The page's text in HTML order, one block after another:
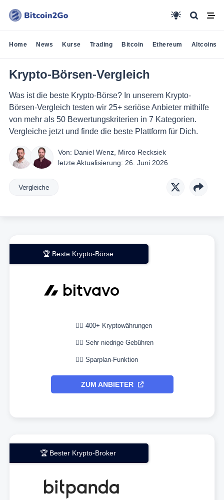
Home News Kurse Trading Bitcoin Ethereum Altcoins
Krypto-Börsen-Vergleich
Was ist die beste Krypto-Börse? In unserem Krypto-
Börsen-Vergleich testen wir 25+ seriöse Anbieter mithilfe
von mehr als 50 Bewertungskriterien in 7 Kategorien.
Vergleiche jetzt und finde die beste Plattform für Dich.
Von: Daniel Wenz Mirco Recksiek
letzte Aktualisierung: 26. Juni 2026
Vergleiche
🏆 Beste Krypto-Börse
👉🏼 400+ Kryptowährungen
👉🏼 Sehr niedrige Gebühren
👉🏼 Sparplan-Funktion
ZUM ANBIETER
🏆 Bester Krypto-Broker